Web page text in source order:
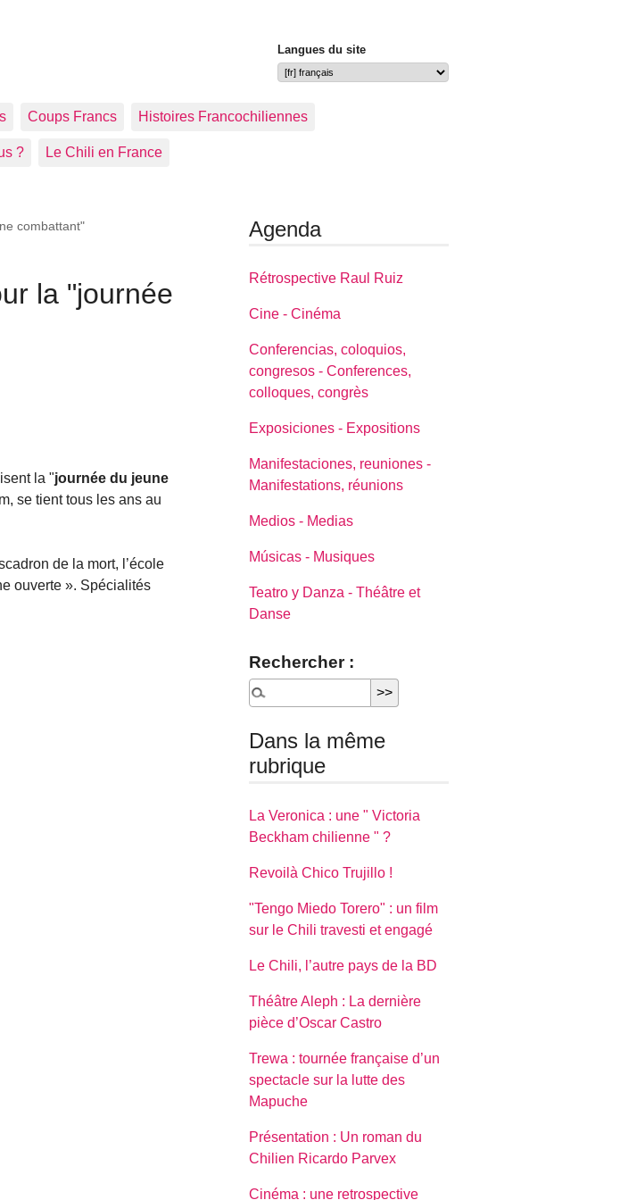
Langues du site
Coups Francs Histoires Francochiliennes
? Le Chili en France
combattant"
la "journée
la "journée du jeune
se tient tous les ans au
de la mort, l’école
ouverte ». Spécialités
Agenda
Rétrospective Raul Ruiz
Cine - Cinéma
Conferencias, coloquios,
congresos - Conferences,
colloques, congrès
Exposiciones - Expositions
Manifestaciones, reuniones -
Manifestations, réunions
Medios - Medias
Músicas - Musiques
Teatro y Danza - Théâtre et
Danse
Rechercher :
Dans la même
rubrique
La Veronica : une " Victoria
Beckham chilienne " ?
Revoilà Chico Trujillo !
"Tengo Miedo Torero" : un film
sur le Chili travesti et engagé
Le Chili, l’autre pays de la BD
Théâtre Aleph : La dernière
pièce d’Oscar Castro
Trewa : tournée française d’un
spectacle sur la lutte des
Mapuche
Présentation : Un roman du
Chilien Ricardo Parvex
Cinéma : une retrospective